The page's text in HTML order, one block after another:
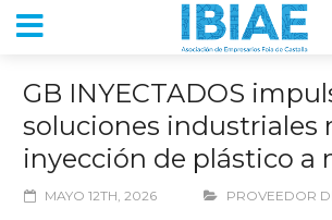
GB INYECTADOS
soluciones industriales
inyección de plástico a
MAYO 12TH, 2026 PROVEEDOR